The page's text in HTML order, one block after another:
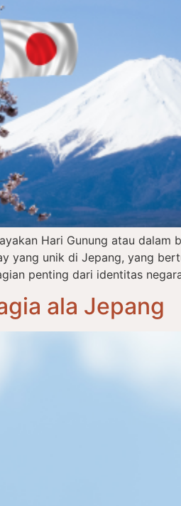
Hari Gunung atau dalam
yang unik di Jepang, yang
penting dari identitas
ala Jepang